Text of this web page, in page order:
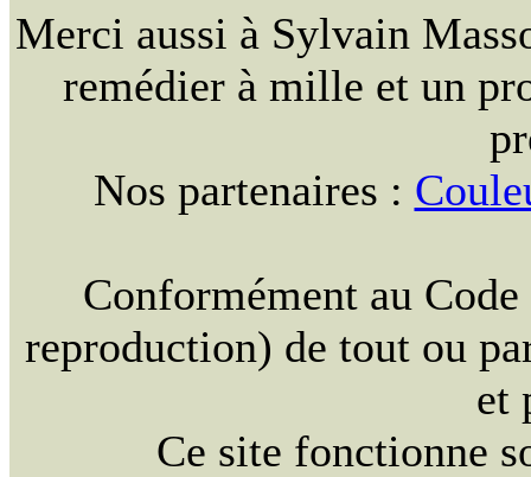
Merci aussi à Sylvain
remédier à mille et un
Nos partenaires :
Conformément au
reproduction) de tout ou
et
Ce site fonctionne